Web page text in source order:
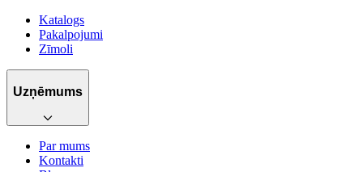
Katalogs
Pakalpojumi
Zīmoli
Uzņēmums
Par mums
Kontakti